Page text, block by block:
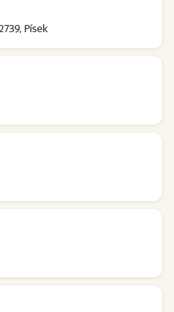
Písek